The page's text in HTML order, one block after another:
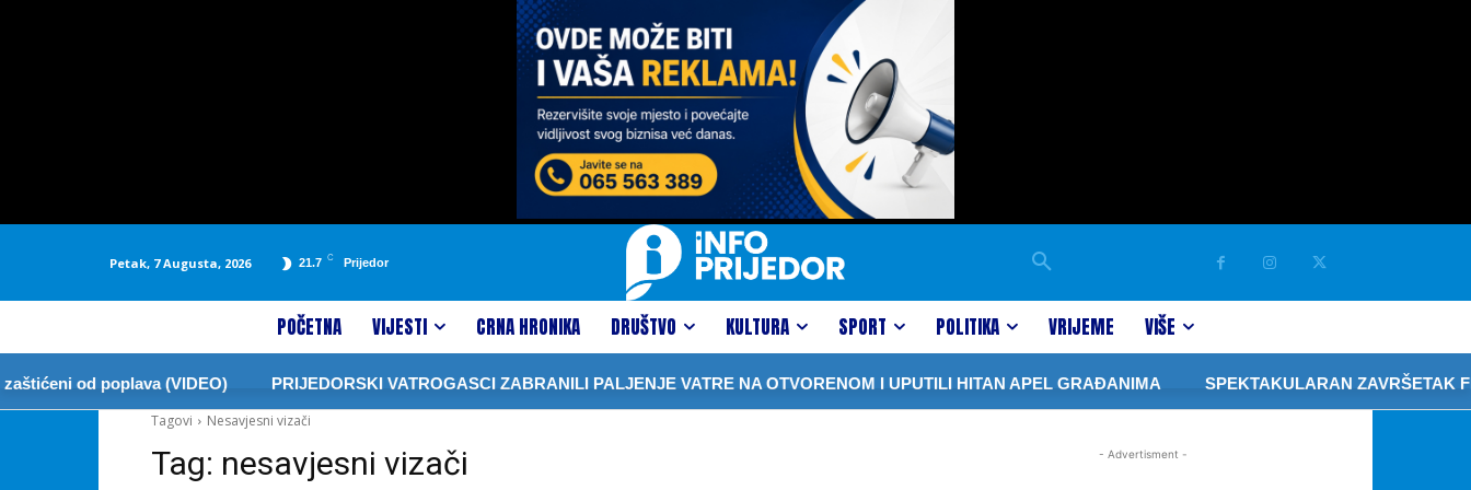
Petak, 7 Augusta, 2026 21.7 C Prijedor
POČETNA VIJESTI CRNA HRONIKA DRUŠTVO KULTURA SPORT POLITIKA VRIJEME VIŠE
od poplava (VIDEO) PRIJEDORSKI VATROGASCI ZABRANILI PALJENJE VATRE NA OTVORENOM I UPUTILI HITAN APEL GRAĐANIMA
SPEKTAKULARAN ZAVRŠETAK
Tagovi
Nesavjesni vizači
Tag: nesavjesni vizači - Advertisment -